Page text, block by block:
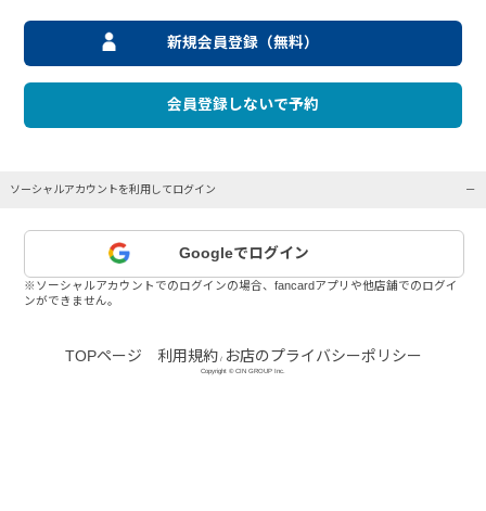
新規会員登録（無料）
会員登録しないで予約
ソーシャルアカウントを利用してログイン
Googleでログイン
※ソーシャルアカウントでのログインの場合、fancardアプリや他店舗でのログイ
ンができません。
TOPページ 利用規約/ お店のプライバシーポリシー
Copyright © CIN GROUP Inc.